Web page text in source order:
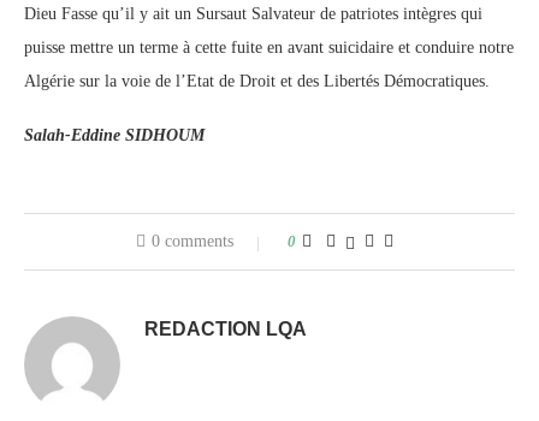
Dieu Fasse qu’il y ait un Sursaut Salvateur de patriotes intègres qui
puisse mettre un terme à cette fuite en avant suicidaire et conduire notre
Algérie sur la voie de l’Etat de Droit et des Libertés Démocratiques.
Salah-Eddine SIDHOUM
0 comments 0
REDACTION LQA